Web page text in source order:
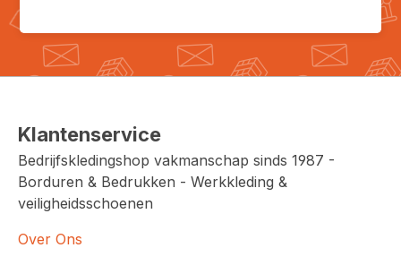
Klantenservice
Bedrijfskledingshop vakmanschap sinds 1987 -
Borduren & Bedrukken - Werkkleding &
veiligheidsschoenen
Over Ons